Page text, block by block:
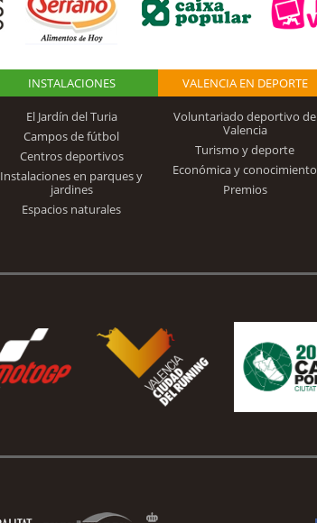
INSTALACIONES
El Jardín del Turia
Campos de fútbol
Centros deportivos
Instalaciones en parques y
jardines
Espacios naturales
VALENCIA EN DEPORTE
Voluntariado deportivo de
Valencia
Turismo y deporte
Económica y conocimiento
Premios